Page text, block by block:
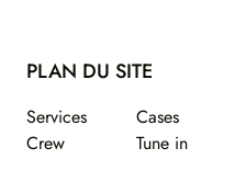
PLAN DU SITE
Services
Crew
Cases
Tune in